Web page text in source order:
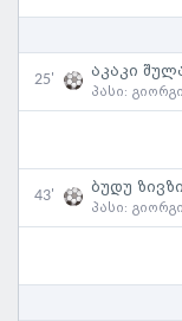
25' აკაკი
პასი:
43' ბუდუ
პასი: